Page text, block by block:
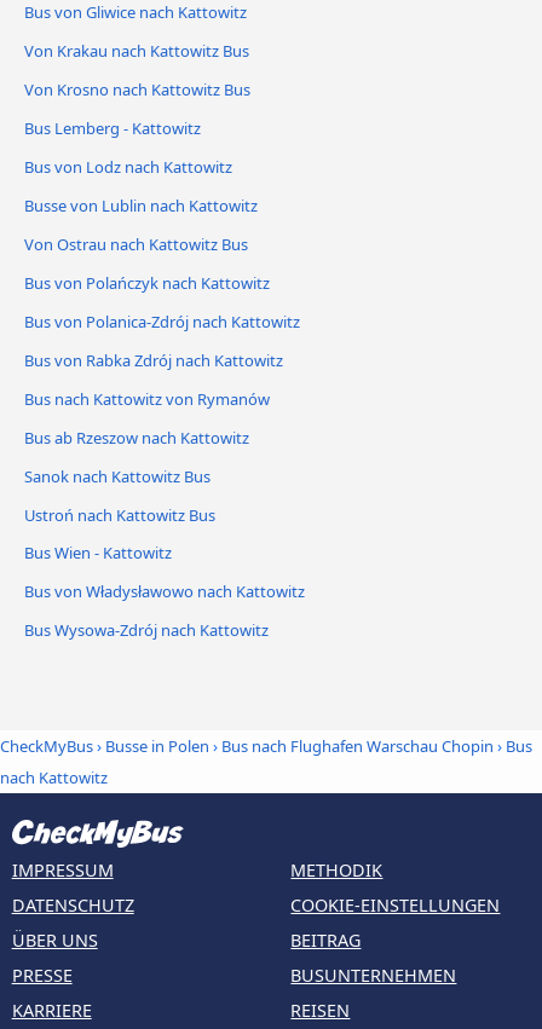
Bus von Gliwice nach Kattowitz
Von Krakau nach Kattowitz Bus
Von Krosno nach Kattowitz Bus
Bus Lemberg - Kattowitz
Bus von Lodz nach Kattowitz
Busse von Lublin nach Kattowitz
Von Ostrau nach Kattowitz Bus
Bus von Polańczyk nach Kattowitz
Bus von Polanica-Zdrój nach Kattowitz
Bus von Rabka Zdrój nach Kattowitz
Bus nach Kattowitz von Rymanów
Bus ab Rzeszow nach Kattowitz
Sanok nach Kattowitz Bus
Ustroń nach Kattowitz Bus
Bus Wien - Kattowitz
Bus von Władysławowo nach Kattowitz
Bus Wysowa-Zdrój nach Kattowitz
CheckMyBus› Busse in Polen › Bus nach Flughafen Warschau Chopin › Bus
nach Kattowitz
IMPRESSUM
DATENSCHUTZ
ÜBER UNS
PRESSE
KARRIERE
METHODIK
COOKIE-EINSTELLUNGEN
BEITRAG
BUSUNTERNEHMEN
REISEN